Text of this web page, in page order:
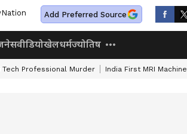
Add Preferred Source
वीडियोखेलधर्मज्योतिष
Tech Professional Murder India First MRI Machine